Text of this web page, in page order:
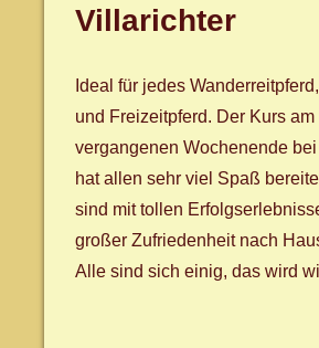
Villarichter
Ideal für jedes
und Freizeitpferd. Der Kurs am
vergangenen Wochenende
hat allen sehr viel Spaß
sind mit tollen
großer Zufriedenheit nach
Alle sind sich einig, das wird